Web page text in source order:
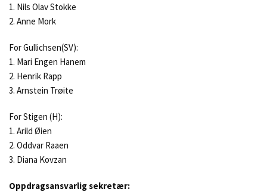
1. Nils Olav Stokke
2. Anne Mork
For Gullichsen(SV):
1. Mari Engen Hanem
2. Henrik Rapp
3. Arnstein Trøite
For Stigen (H):
1. Arild Øien
2. Oddvar Raaen
3. Diana Kovzan
Oppdragsansvarlig sekretær: